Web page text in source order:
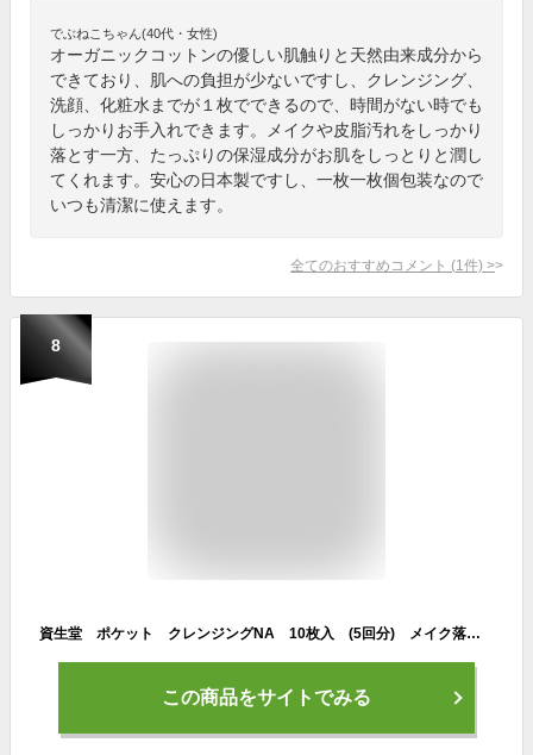
でぶねこちゃん(40代・女性)
オーガニックコットンの優しい肌触りと天然由来成分から
できており、肌への負担が少ないですし、クレンジング、
洗顔、化粧水までが１枚でできるので、時間がない時でも
しっかりお手入れできます。メイクや皮脂汚れをしっかり
落とす一方、たっぷりの保湿成分がお肌をしっとりと潤し
てくれます。安心の日本製ですし、一枚一枚個包装なので
いつも清潔に使えます。
全てのおすすめコメント (1 件) >
8
資生堂 ポケット クレンジングNA 10枚入 (5回分) メイク落とし クレンジングシート
この商品をサイトでみる